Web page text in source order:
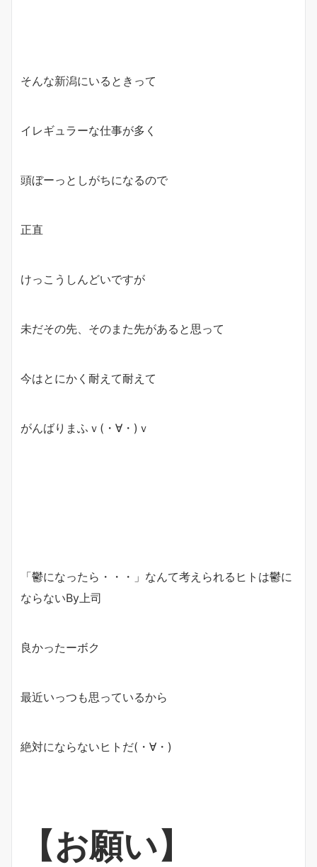
そんな新潟にいるときって
イレギュラーな仕事が多く
頭ぼーっとしがちになるので
正直
けっこうしんどいですが
未だその先、そのまた先があると思って
今はとにかく耐えて耐えて
がんばりまふｖ(・∀・)ｖ
「鬱になったら・・・」なんて考えられるヒトは鬱に
ならないBy上司
良かったーボク
最近いっつも思っているから
絶対にならないヒトだ(・∀・)
【お願い】